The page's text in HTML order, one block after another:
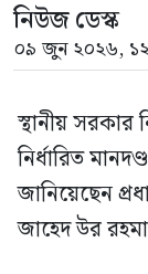
নিউজ ডেস্ক
০৯ জুন ২০২৬,
স্থানীয়
নির্ধারিত
জানিয়েছেন
জাহেদ উর